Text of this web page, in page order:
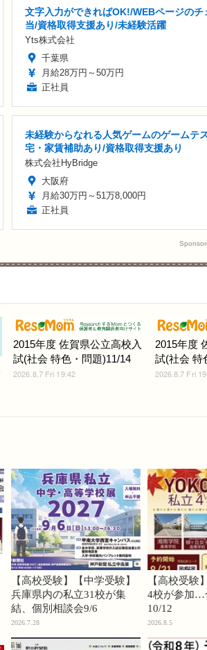
文字入力ができればOK!/WEBページのチ
当/資格取得支援あり/未経験活躍
Yts株式会社
千葉県
月給28万円～50万円
正社員
未経験からなれる人気ゲームのゲームテ
宅・家賃補助あり/資格取得支援あり
株式会社HyBridge
大阪府
月給30万円～51万8,000円
正社員
2015年度 佐賀県公立高校入
試(社会 特色・問題)11/14
2026.8.7 Fri 19:42
2015年度
試(社会 特
2026.8.7 Fri
【高校受験】【中学受験】
兵庫県内の私立31校が集
結、個別相談会9/6
2026.7.28
【高校受験
4校が参加…
10/12
2026.8.5